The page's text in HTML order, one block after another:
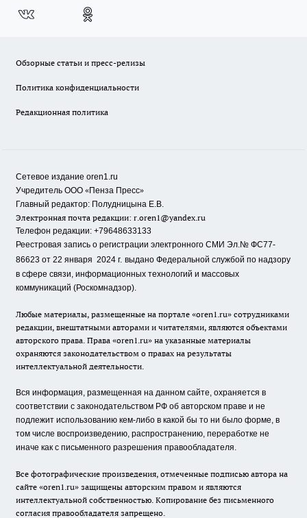
Обзорные статьи и пресс-релизы
Политика конфиденциальности
Редакционная политика
Сетевое издание oren1.ru
Учредитель ООО «Пенза Пресс»
Главный редактор: Полудницына Е.В.
Электронная почта редакции: r.oren1@yandex.ru
Телефон редакции: +79648633133
Реестровая запись о регистрации электронного СМИ Эл.№ ФС77-
86623 от 22 января 2024 г. выдано Федеральной службой по надзору
в сфере связи, информационных технологий и массовых
коммуникаций (Роскомнадзор).
Любые материалы, размещенные на портале «oren1.ru» сотрудниками
редакции, внештатными авторами и читателями, являются объектами
авторского права. Права «oren1.ru» на указанные материалы
охраняются законодательством о правах на результаты
интеллектуальной деятельности.
Вся информация, размещенная на данном сайте, охраняется в
соответствии с законодательством РФ об авторском праве и не
подлежит использованию кем-либо в какой бы то ни было форме, в
том числе воспроизведению, распространению, переработке не
иначе как с письменного разрешения правообладателя.
Все фотографические произведения, отмеченные подписью автора на
сайте «oren1.ru» защищены авторским правом и являются
интеллектуальной собственностью. Копирование без письменного
согласия правообладателя запрещено.